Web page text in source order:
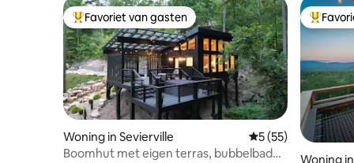
Topfavoriet van gasten
Favoriet van gasten
Woning in Sevierville Gemiddelde
5 (55)
Boomhut met eigen terras, bubbelbad
Woning